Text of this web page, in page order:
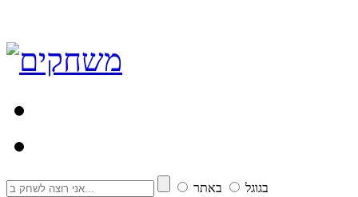
בגוגל באתר